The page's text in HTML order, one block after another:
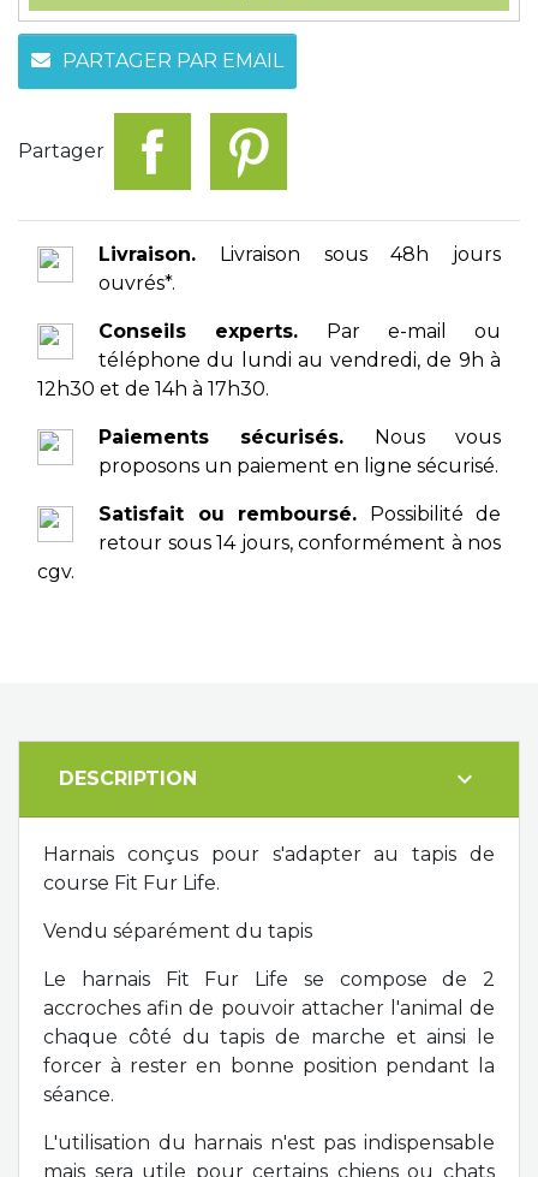
PARTAGER PAR EMAIL
Partager
Livraison. Livraison sous 48h jours
ouvrés*.
Conseils experts. Par e-mail ou
téléphone du lundi au vendredi, de 9h à
12h30 et de 14h à 17h30.
Paiements sécurisés. Nous vous
proposons un paiement en ligne sécurisé.
Satisfait ou remboursé. Possibilité de
retour sous 14 jours, conformément à nos
cgv.
DESCRIPTION expand_more
Harnais conçus pour s'adapter au tapis de
course Fit Fur Life.
Vendu séparément du tapis
Le harnais Fit Fur Life se compose de 2
accroches afin de pouvoir attacher l'animal de
chaque côté du tapis de marche et ainsi le
forcer à rester en bonne position pendant la
séance.
L'utilisation du harnais n'est pas indispensable
mais sera utile pour certains chiens ou chats